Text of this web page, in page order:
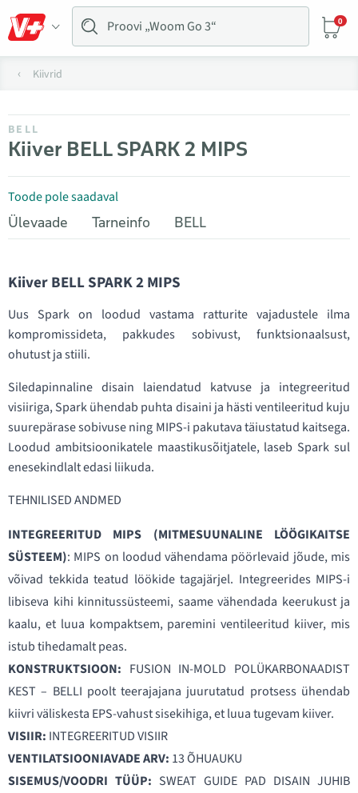
0
Kiivrid
BELL
Kiiver BELL SPARK 2 MIPS
Toode pole saadaval
Ülevaade
Tarneinfo BELL
Kiiver BELL SPARK 2 MIPS
Uus Spark on loodud vastama ratturite vajadustele ilma
kompromissideta, pakkudes sobivust, funktsionaalsust,
ohutust ja stiili.
Siledapinnaline disain laiendatud katvuse ja integreeritud
visiiriga, Spark ühendab puhta disaini ja hästi ventileeritud kuju
suurepärase sobivuse ning MIPS-i pakutava täiustatud kaitsega.
Loodud ambitsioonikatele maastikusõitjatele, laseb Spark sul
enesekindlalt edasi liikuda.
TEHNILISED ANDMED
INTEGREERITUD MIPS (MITMESUUNALINE LÖÖGIKAITSE
SÜSTEEM): MIPS on loodud vähendama pöörlevaid jõude, mis
võivad tekkida teatud löökide tagajärjel. Integreerides MIPS-i
libiseva kihi kinnitussüsteemi, saame vähendada keerukust ja
kaalu, et luua kompaktsem, paremini ventileeritud kiiver, mis
istub tihedamalt peas.
KONSTRUKTSIOON: FUSION IN-MOLD POLÜKARBONAADIST
KEST – BELLI poolt teerajajana juurutatud protsess ühendab
kiivri väliskesta EPS-vahust sisekihiga, et luua tugevam kiiver.
VISIIR: INTEGREERITUD VISIIR
VENTILATSIOONIAVADE ARV: 13 ÕHUAUKU
SISEMUS/VOODRI TÜÜP: SWEAT GUIDE PAD DISAIN JUHIB